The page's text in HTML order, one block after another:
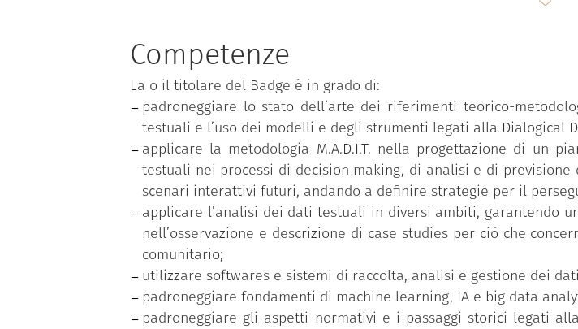
strumenti necessari per operare nell'ambito della Scienza dei
funzionamento dei modelli LLM e gli algoritmi per l'analisi di
Visualization & Curation (es. Tableau, database NoSQL, SQL etc.).
Chi consegue il Master, può lavorare come Data scientist e Data
grande quantità di dati.
Le lezioni sono tenute in italiano.
La durata normale del corso è di 1 anno.
Competenze
La o il titolare del Badge è in grado di:
padroneggiare lo stato dell’arte dei riferimenti teorico-
testuali e l’uso dei modelli e degli strumenti legati alla Dialogical
applicare la metodologia M.A.D.I.T. nella progettazione di un
testuali nei processi di decision making, di analisi e di
scenari interattivi futuri, andando a definire strategie per il
applicare l’analisi dei dati testuali in diversi ambiti, garantendo
nell’osservazione e descrizione di case studies per ciò che
comunitario;
utilizzare softwares e sistemi di raccolta, analisi e gestione dei
padroneggiare fondamenti di machine learning, IA e big data
padroneggiare gli aspetti normativi e i passaggi storici legati